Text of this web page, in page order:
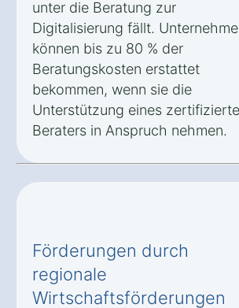
unter die Beratung zur
Digitalisierung fällt.
können bis zu 80 % der
Beratungskosten erstattet
bekommen, wenn sie die
Unterstützung eines
Beraters in Anspruch nehmen.
Förderungen durch
regionale
Wirtschaftsförderungen